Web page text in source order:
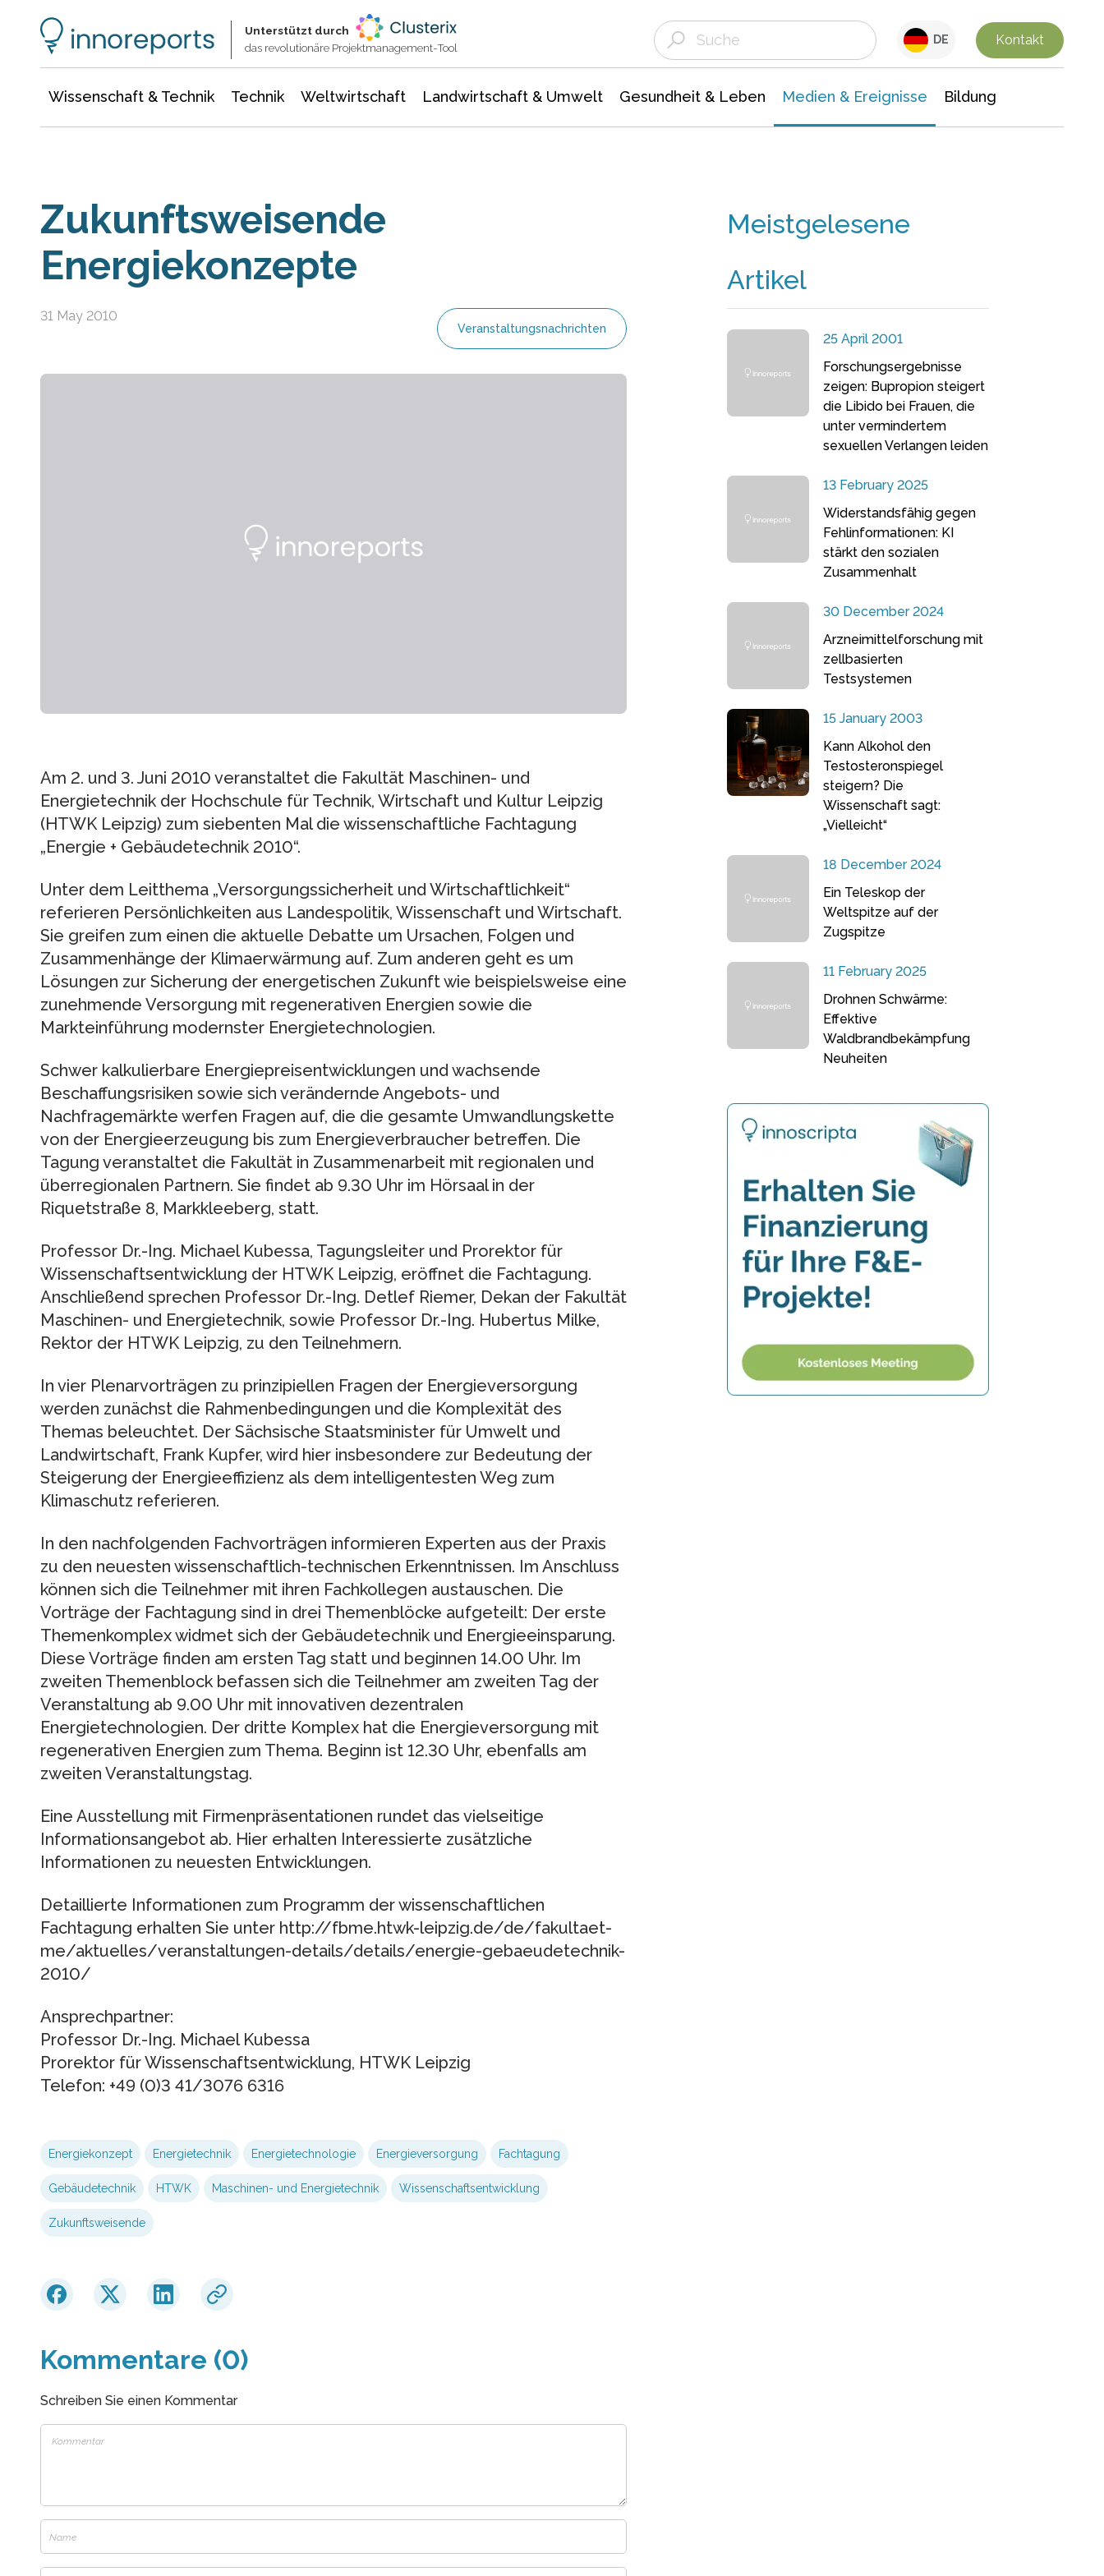
Unterstützt durch
das revolutionäre Projektmanagement-Tool
DE Kontakt
Wissenschaft & Technik Technik Weltwirtschaft Landwirtschaft & Umwelt Gesundheit & Leben Medien & Ereignisse Bildung
Zukunftsweisende
Energiekonzepte
31 May 2010
Veranstaltungsnachrichten
Am 2. und 3. Juni 2010 veranstaltet die Fakultät Maschinen- und
Energietechnik der Hochschule für Technik, Wirtschaft und Kultur Leipzig
(HTWK Leipzig) zum siebenten Mal die wissenschaftliche Fachtagung
„Energie + Gebäudetechnik 2010“.
Unter dem Leitthema „Versorgungssicherheit und Wirtschaftlichkeit“
referieren Persönlichkeiten aus Landespolitik, Wissenschaft und Wirtschaft.
Sie greifen zum einen die aktuelle Debatte um Ursachen, Folgen und
Zusammenhänge der Klimaerwärmung auf. Zum anderen geht es um
Lösungen zur Sicherung der energetischen Zukunft wie beispielsweise eine
zunehmende Versorgung mit regenerativen Energien sowie die
Markteinführung modernster Energietechnologien.
Schwer kalkulierbare Energiepreisentwicklungen und wachsende
Beschaffungsrisiken sowie sich verändernde Angebots- und
Nachfragemärkte werfen Fragen auf, die die gesamte Umwandlungskette
von der Energieerzeugung bis zum Energieverbraucher betreffen. Die
Tagung veranstaltet die Fakultät in Zusammenarbeit mit regionalen und
überregionalen Partnern. Sie findet ab 9.30 Uhr im Hörsaal in der
Riquetstraße 8, Markkleeberg, statt.
Professor Dr.-Ing. Michael Kubessa, Tagungsleiter und Prorektor für
Wissenschaftsentwicklung der HTWK Leipzig, eröffnet die Fachtagung.
Anschließend sprechen Professor Dr.-Ing. Detlef Riemer, Dekan der Fakultät
Maschinen- und Energietechnik, sowie Professor Dr.-Ing. Hubertus Milke,
Rektor der HTWK Leipzig, zu den Teilnehmern.
In vier Plenarvorträgen zu prinzipiellen Fragen der Energieversorgung
werden zunächst die Rahmenbedingungen und die Komplexität des
Themas beleuchtet. Der Sächsische Staatsminister für Umwelt und
Landwirtschaft, Frank Kupfer, wird hier insbesondere zur Bedeutung der
Steigerung der Energieeffizienz als dem intelligentesten Weg zum
Klimaschutz referieren.
In den nachfolgenden Fachvorträgen informieren Experten aus der Praxis
zu den neuesten wissenschaftlich-technischen Erkenntnissen. Im Anschluss
können sich die Teilnehmer mit ihren Fachkollegen austauschen. Die
Vorträge der Fachtagung sind in drei Themenblöcke aufgeteilt: Der erste
Themenkomplex widmet sich der Gebäudetechnik und Energieeinsparung.
Diese Vorträge finden am ersten Tag statt und beginnen 14.00 Uhr. Im
zweiten Themenblock befassen sich die Teilnehmer am zweiten Tag der
Veranstaltung ab 9.00 Uhr mit innovativen dezentralen
Energietechnologien. Der dritte Komplex hat die Energieversorgung mit
regenerativen Energien zum Thema. Beginn ist 12.30 Uhr, ebenfalls am
zweiten Veranstaltungstag.
Eine Ausstellung mit Firmenpräsentationen rundet das vielseitige
Informationsangebot ab. Hier erhalten Interessierte zusätzliche
Informationen zu neuesten Entwicklungen.
Detaillierte Informationen zum Programm der wissenschaftlichen
Fachtagung erhalten Sie unter http://fbme.htwk-leipzig.de/de/fakultaet-
me/aktuelles/veranstaltungen-details/details/energie-gebaeudetechnik-
2010/
Ansprechpartner:
Professor Dr.-Ing. Michael Kubessa
Prorektor für Wissenschaftsentwicklung, HTWK Leipzig
Telefon: +49 (0)3 41/3076 6316
Energiekonzept Energietechnik Energietechnologie Energieversorgung Fachtagung
Gebäudetechnik HTWK Maschinen- und Energietechnik Wissenschaftsentwicklung
Zukunftsweisende
Kommentare (0)
Schreiben Sie einen Kommentar
Meistgelesene
Artikel
25 April 2001
Forschungsergebnisse
zeigen: Bupropion steigert
die Libido bei Frauen, die
unter vermindertem
sexuellen Verlangen leiden
13 February 2025
Widerstandsfähig gegen
Fehlinformationen: KI
stärkt den sozialen
Zusammenhalt
30 December 2024
Arzneimittelforschung mit
zellbasierten
Testsystemen
15 January 2003
Kann Alkohol den
Testosteronspiegel
steigern? Die
Wissenschaft sagt:
„Vielleicht“
18 December 2024
Ein Teleskop der
Weltspitze auf der
Zugspitze
11 February 2025
Drohnen Schwärme:
Effektive
Waldbrandbekämpfung
Neuheiten